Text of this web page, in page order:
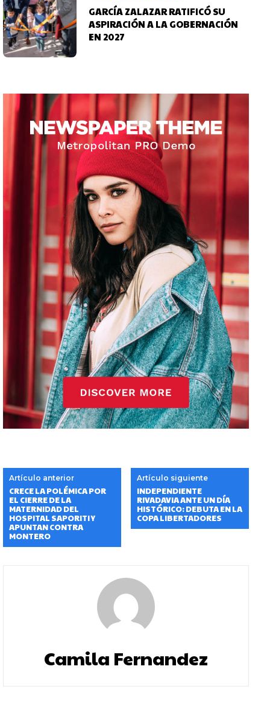
GARCÍA ZALAZAR RATIFICÓ SU
ASPIRACIÓN A LA GOBERNACIÓN
EN 2027
Artículo anterior
CRECE LA POLÉMICA POR
EL CIERRE DE LA
MATERNIDAD DEL
HOSPITAL SAPORITI Y
APUNTAN CONTRA
MONTERO
Artículo siguiente
INDEPENDIENTE
RIVADAVIA ANTE UN DÍA
HISTÓRICO: DEBUTA EN LA
COPA LIBERTADORES
Camila Fernandez